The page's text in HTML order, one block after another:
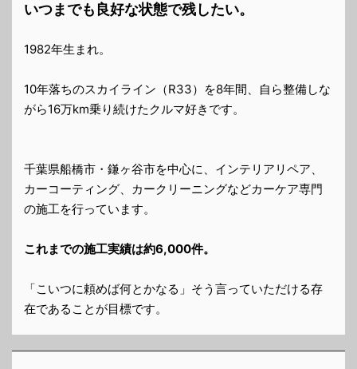
いつまでも良好な状態で残したい。
1982年生まれ。
10年落ちのスカイライン（R33）を8年間、自ら整備しな
がら16万km乗り続けたクルマ好きです。
千葉県船橋市・鎌ヶ谷市を中心に、インテリアリペア、
カーコーティング、カークリーニングなどカーケア専門
の施工を行っています。
これまでの施工実績は約6,000件。
「こいつに頼めば何とかなる」そう言っていただける存
在であることが目標です。